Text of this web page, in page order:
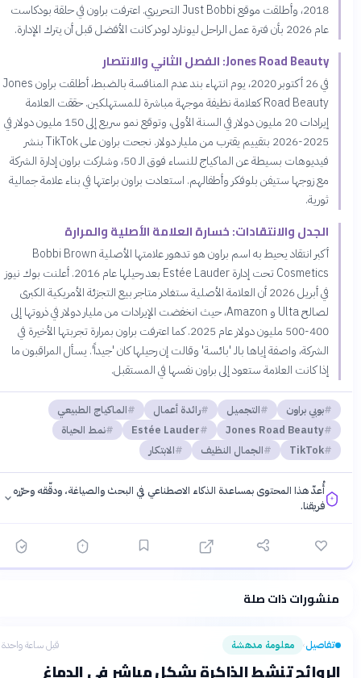
2018، وأطلقت موقع Just Bobbi التحريري. اعترفت براون في حلقة بودكاست
عام 2026 بأن فترة عمل الراحل ليونارد لودر كانت الأفضل قبل أن يترك الإدارة.
Jones Road Beauty: الفصل الثاني والانتصار
في 26 أكتوبر 2020، يوم انتهاء بند عدم المنافسة بالضبط، أطلقت براون Jones
Road Beauty كعلامة نظيفة موجهة مباشرة للمستهلكين. حققت العلامة
إيرادات 20 مليون دولار في السنة الأولى، وتوقع نمو سريع إلى 150 مليون دولار في
2025-2026 بتقييم يقترب من مليار دولار. نجحت براون على TikTok بنشر
فيديوهات بسيطة عن الماكياج للنساء فوق الـ 50، وشاركت براون إدارة الشركة
مع زوجها ستيفن بلوفكر وأطفالهم. استعادت براون براعتها في بناء علامة جمالية
ثورية.
الجدل والانتقادات: خسارة العلامة الأصلية والمرارة
أكبر انتقاد يحيط به اسم براون هو تدهور علامتها الأصلية Bobbi Brown
Cosmetics تحت إدارة Estée Lauder بعد رحيلها عام 2016. أعلنت بوك نيوز
في أبريل 2026 أن العلامة الأصلية ستغادر متاجر بيع التجزئة الأمريكية الكبرى
لصالح Ulta و Amazon، حيث انخفضت الإيرادات من مليار دولار في ذروتها إلى
400-500 مليون دولار عام 2025. كما اعترفت براون بمرارة تجربتها الأخيرة في
الشركة، واصفة إياها بالـ 'بائسة' وقالت إن رحيلها كان 'جيداً'. يسأل المراقبون ما
إذا كانت العلامة ستعود إلى براون نفسها في المستقبل.
بوبي براون التجميل رائدة أعمال
الماكياج الطبيعي
Jones Road Beauty
Estée Lauder
نمط الحياة
TikTok
الجمال النظيف الابتكار
أُعدّ هذا المحتوى بمساعدة الذكاء الاصطناعي في البحث والصياغة، ودقّقه وحرّره
فريقنا.
فلسفتنا المعرفية·سياسة الذكاء الاصطناعيمنشورات ذات صلة
تفاصيل› معلومة مدهشة قبل ساعة واحدة
الروائح تنشط الذاكرة بشكل مباشر في الدماغ